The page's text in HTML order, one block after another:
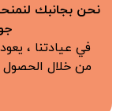
نحن بجانبك
في عيادتنا ،
من خلال